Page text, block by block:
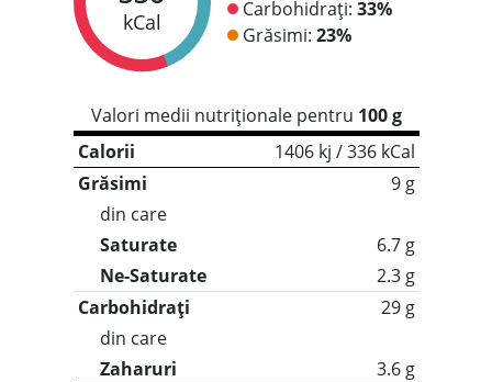
kCal
Carbohidrați: 33%
Grăsimi: 23%
Valori medii nutriționale pentru 100 g
Calorii
1406 kj / 336 kCal
Grăsimi
9 g
din care
Saturate
6.7 g
Ne-Saturate
2.3 g
Carbohidrați
29 g
din care
Zaharuri
3.6 g